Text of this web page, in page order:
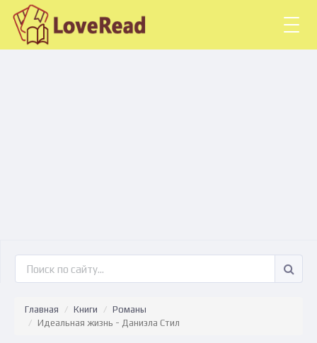
Главная Книги
Романы
Идеальная жизнь - Даниэла Стил